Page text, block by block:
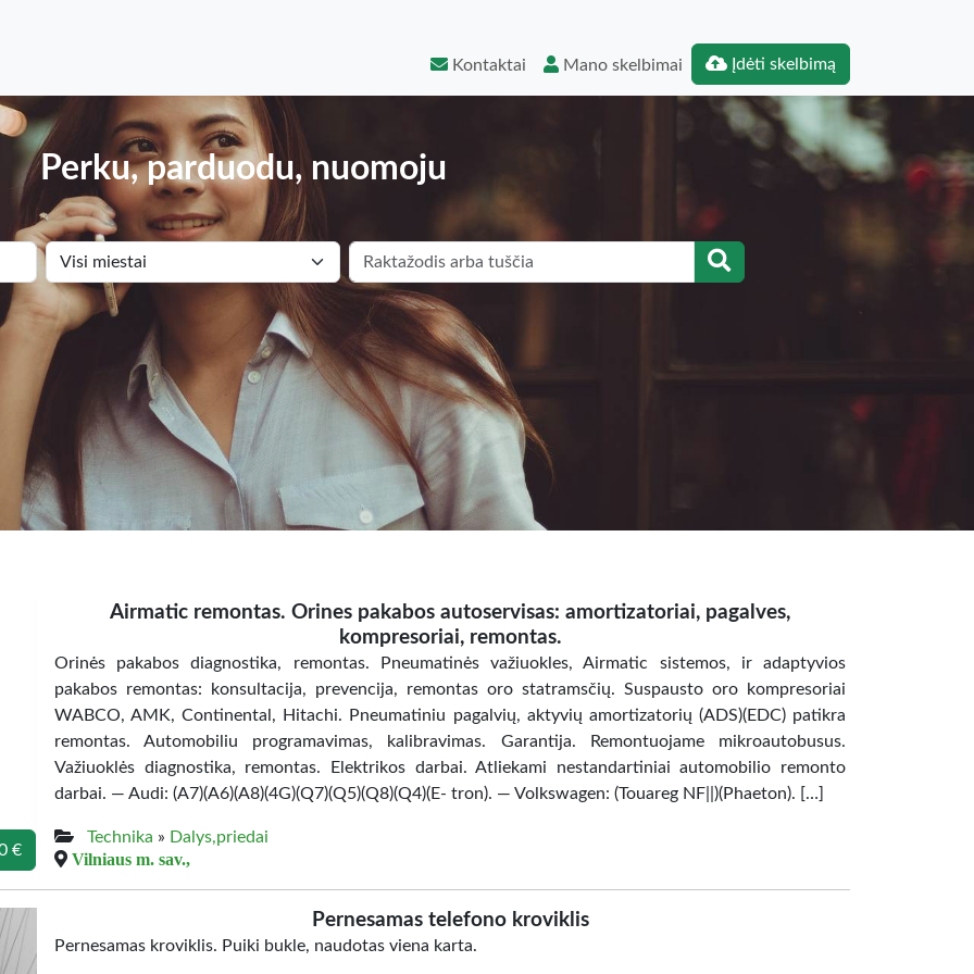
Kontaktai Mano skelbimai Įdėti skelbimą
Perku, parduodu, nuomoju
€
Airmatic remontas. Orines pakabos autoservisas: amortizatoriai, pagalves,
kompresoriai, remontas.
Orinės pakabos diagnostika, remontas. Pneumatinės važiuokles, Airmatic sistemos, ir adaptyvios
pakabos remontas: konsultacija, prevencija, remontas oro statramsčių. Suspausto oro kompresoriai
WABCO, AMK, Continental, Hitachi. Pneumatiniu pagalvių, aktyvių amortizatorių (ADS)(EDC) patikra
remontas. Automobiliu programavimas, kalibravimas. Garantija. Remontuojame mikroautobusus.
Važiuoklės diagnostika, remontas. Elektrikos darbai. Atliekami nestandartiniai automobilio remonto
darbai. — Audi: (A7)(A6)(A8)(4G)(Q7)(Q5)(Q8)(Q4)(E- tron). — Volkswagen: (Touareg NF||)(Phaeton). […]
Technika » Dalys,priedai
Vilniaus m. sav.,
Pernesamas telefono kroviklis
Pernesamas kroviklis. Puiki bukle, naudotas viena karta.